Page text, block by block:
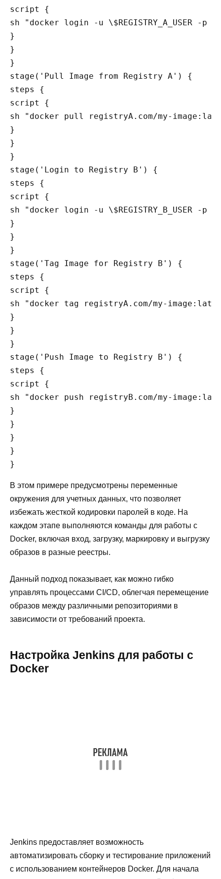
script {
sh "docker login -u \$REGISTRY_A_USER -p
}
}
}
stage('Pull Image from Registry A') {
steps {
script {
sh "docker pull registryA.com/my-
}
}
}
stage('Login to Registry B') {
steps {
script {
sh "docker login -u \$REGISTRY_B_USER -p
}
}
}
stage('Tag Image for Registry B') {
steps {
script {
sh "docker tag registryA.com/my-
}
}
}
stage('Push Image to Registry B') {
steps {
script {
sh "docker push registryB.com/my-
}
}
}
}
В этом примере предусмотрены переменные
окружения для учетных данных, что позволяет
избежать жесткой кодировки паролей в коде. На
каждом этапе выполняются команды для работы с
Docker, включая вход, загрузку, маркировку и выгрузку
образов в разные реестры.
Данный подход показывает, как можно гибко
управлять процессами CI/CD, облегчая перемещение
образов между различными репозиториями в
зависимости от требований проекта.
Настройка Jenkins для работы с
Docker
Jenkins предоставляет возможность
автоматизировать сборку и тестирование приложений
с использованием контейнеров Docker. Для начала